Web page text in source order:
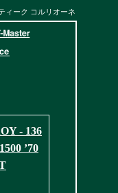
ィーク コルリオーネ
- 136
’70